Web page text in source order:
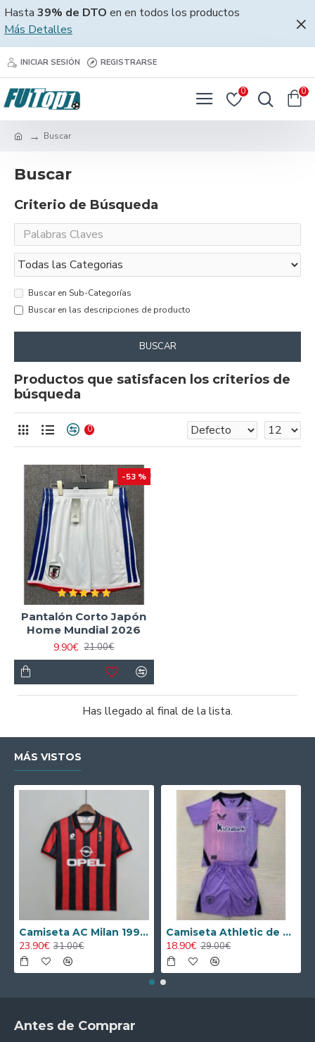
Hasta 39% de DTO en en todos los productos
Más Detalles
INICIAR SESIÓN REGISTRARSE
0 0
Buscar
Buscar
Criterio de Búsqueda
Buscar en Sub-Categorías
Buscar en las descripciones de producto
BUSCAR
Productos que satisfacen los criterios de
búsqueda
0
-53 %
Pantalón Corto Japón
Home Mundial 2026
9.90€ 21.00€
Has llegado al final de la lista.
MÁS VISTOS
Camiseta AC Milan 1995/1996 Local Retro
23.90€ 31.00€
Camiseta Athletic de Bilbao 2024/2025 Alternativo Niño Kit
18.90€ 29.00€
Antes de Comprar